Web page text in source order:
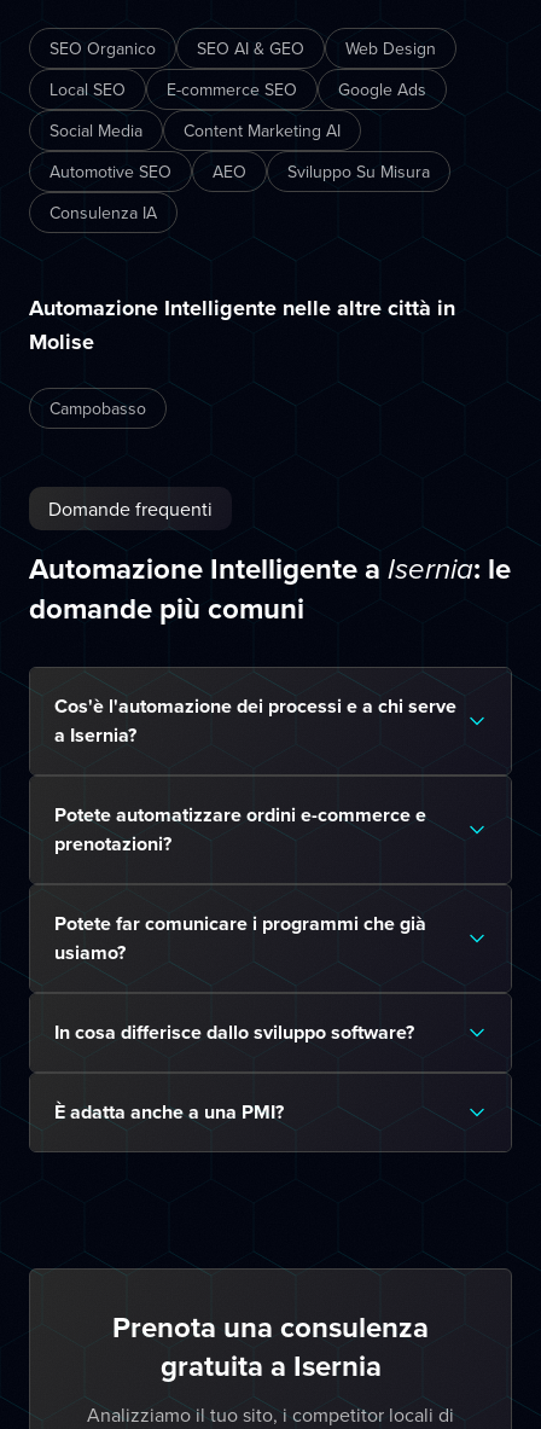
SEO Organico SEO AI & GEO
Web Design
Local SEO
E-commerce SEO
Google Ads
Social Media
Content Marketing AI
Automotive SEO
AEO
Sviluppo Su Misura
Consulenza IA
Automazione Intelligente nelle altre città in
Molise
Campobasso
Domande frequenti
Automazione Intelligente a Isernia: le
domande più comuni
Cos'è l'automazione dei processi e a chi serve
a Isernia?
Potete automatizzare ordini e-commerce e
prenotazioni?
Potete far comunicare i programmi che già
usiamo?
In cosa differisce dallo sviluppo software?
È adatta anche a una PMI?
Prenota una consulenza
gratuita a Isernia
Analizziamo il tuo sito, i competitor locali di